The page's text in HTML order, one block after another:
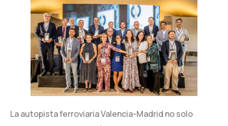
La autopista ferroviaria Valencia-Madrid no solo